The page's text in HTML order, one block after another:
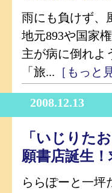
雨にも負けず、
地元893や国家
主が病に倒れよ
「旅... ［もっと
2008.12.13
「いじりた
願書店誕生
ららぽーと一坪